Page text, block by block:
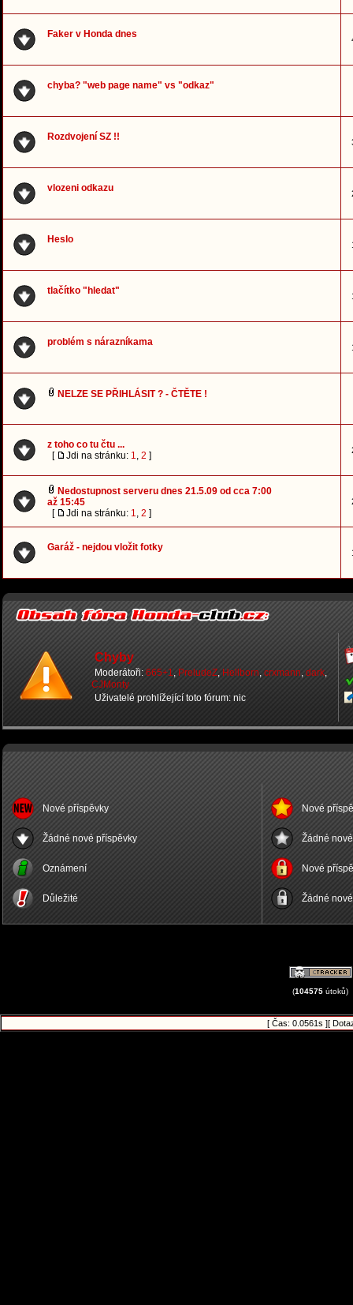
Faker v Honda dnes
chyba? "web page name" vs "odkaz"
Rozdvojení SZ !!
vlozeni odkazu
Heslo
tlačítko "hledat"
problém s nárazníkama
NELZE SE PŘIHLÁSIT ? - ČTĚTE !
z toho co tu čtu ...
[
Jdi na stránku: 1, 2 ]
Nedostupnost serveru dnes 21.5.09 od cca 7:00
až 15:45
[
Jdi na stránku: 1, 2 ]
Garáž - nejdou vložit fotky
Chyby
Moderátoři: 665+1, PreludeZ, Hellborn, crxmann, dark,
CJMonty
Uživatelé prohlížející toto fórum: nic
Nové příspěvky
Žádné nové příspěvky
Oznámení
Důležité
Nové
Žádné
Nové
Žádné
(104575 útoků)
[ Čas: 0.0561s ][